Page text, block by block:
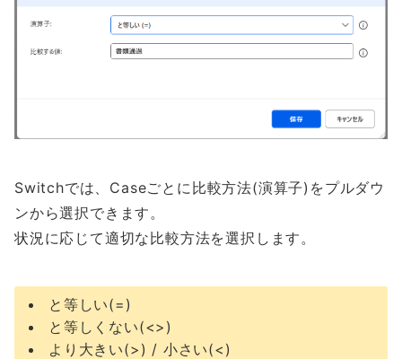
Switchでは、Caseごとに比較方法(演算子)をプルダウ
ンから選択できます。
状況に応じて適切な比較方法を選択します。
と等しい(=)
と等しくない(<>)
より大きい(>) / 小さい(<)